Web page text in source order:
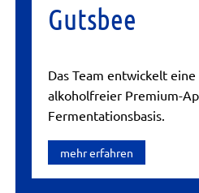
Gutsbee
Das Team entwickelt
alkoholfreier Premium-
Fermentationsbasis.
mehr erfahren